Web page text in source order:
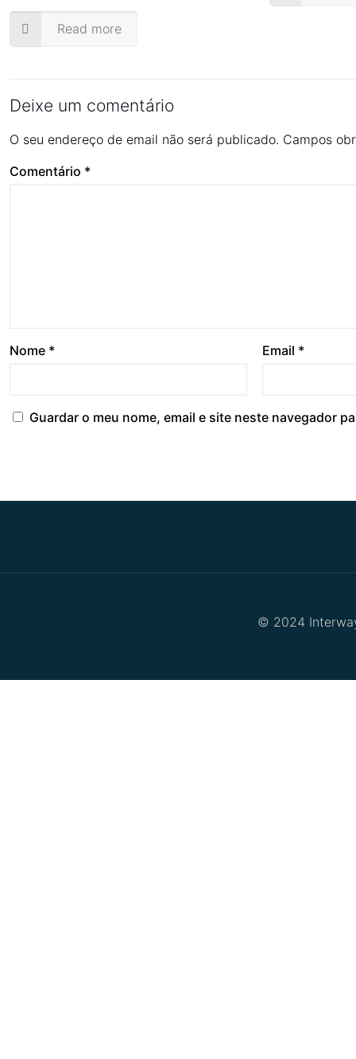
Read more
Deixe um comentário
O seu endereço de email não será publicado. Campos
Comentário *
Nome * Email *
Guardar o meu nome, email e site neste navegador
© 2024